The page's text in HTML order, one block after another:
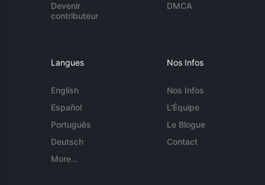
Devenir
contributeur
DMCA
Langues
English
Español
Português
Deutsch
More...
Nos Infos
Nos Infos
L'Équipe
Le Blogue
Contact